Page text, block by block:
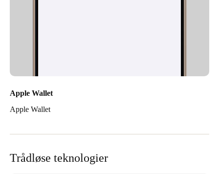
Apple Wallet
Apple Wallet
Trådløse teknologier